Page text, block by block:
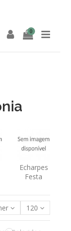
0
Echarpes
Festa
120